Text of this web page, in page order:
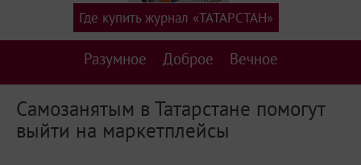
Разумное Доброе Вечное
Где купить журнал «ТАТАРСТАН»
Самозанятым в Татарстане помогут
выйти на маркетплейсы